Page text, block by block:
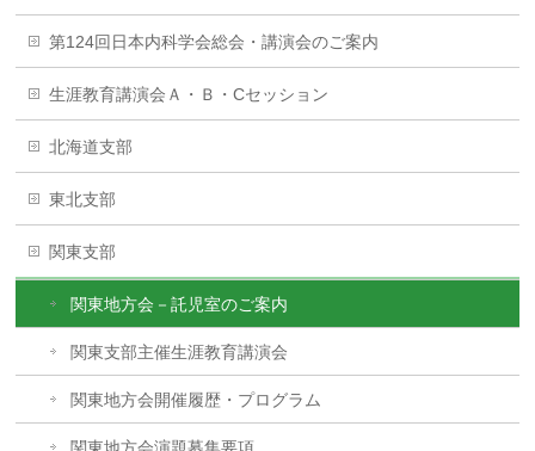
第124回日本内科学会総会・講演会のご案内
生涯教育講演会Ａ・Ｂ・Cセッション
北海道支部
東北支部
関東支部
関東地方会－託児室のご案内
関東支部主催生涯教育講演会
関東地方会開催履歴・プログラム